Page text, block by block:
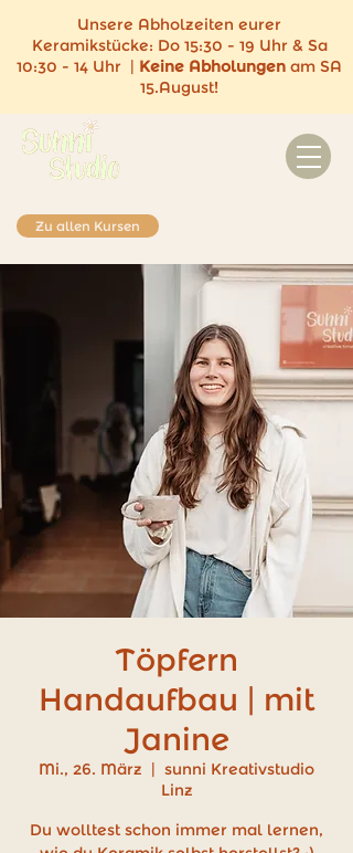
Unsere Abholzeiten eurer
Keramikstücke: Do 15:30 - 19 Uhr & Sa
10:30 - 14 Uhr | Keine Abholungen am SA
15.August!
Zu allen Kursen
Töpfern
Handaufbau | mit
Janine
Mi., 26. März
  |
sunni Kreativstudio
Linz
Du wolltest schon immer mal lernen,